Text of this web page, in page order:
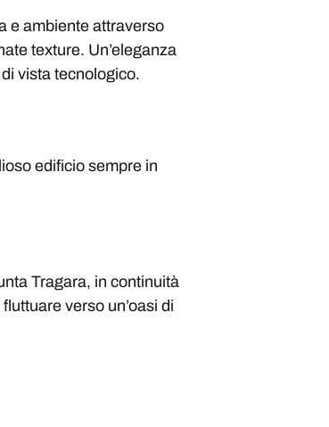
e ambiente attraverso
texture. Un’eleganza
vista tecnologico.
edificio sempre in
Tragara, in continuità
verso un’oasi di